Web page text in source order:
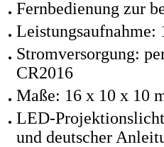
Fernbedienung zur
Leistungsaufnahme:
Stromversorgung:
CR2016
Maße: 16 x 10 x 10
LED-
und deutscher